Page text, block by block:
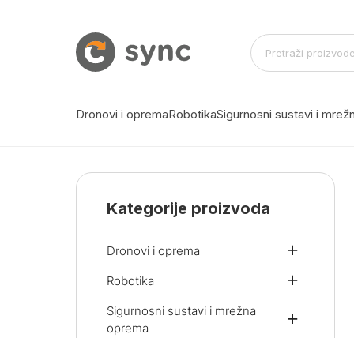
Dronovi i opremaRobotikaSigurnosni sustavi i
Kategorije proizvoda
Dronovi i oprema
Robotika
Sigurnosni sustavi i mrežna
oprema